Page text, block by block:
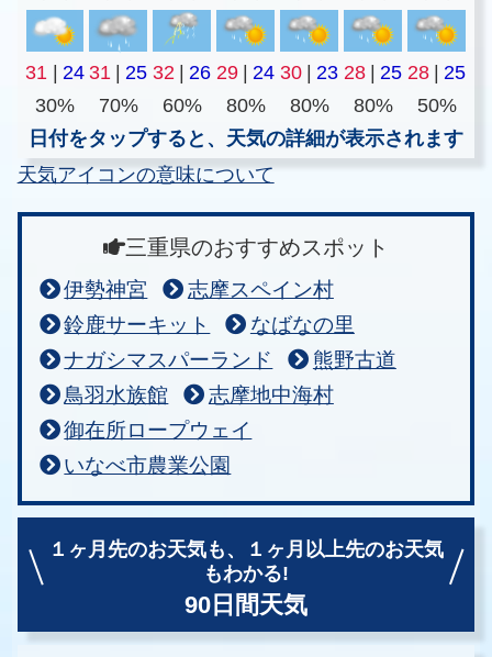
31 | 24 31 | 25 32 | 26 29 | 24 30 | 23 28 | 25 28 | 25
30%
70% 60% 80% 80% 80%
50%
日付をタップすると、天気の詳細が表示されます
天気アイコンの意味について
三重県のおすすめスポット
伊勢神宮
志摩スペイン村
鈴鹿サーキット
なばなの里
ナガシマスパーランド
熊野古道
鳥羽水族館
志摩地中海村
御在所ロープウェイ
いなべ市農業公園
１ヶ月先のお天気も、
１ヶ月以上先のお天気
もわかる!
90日間天気